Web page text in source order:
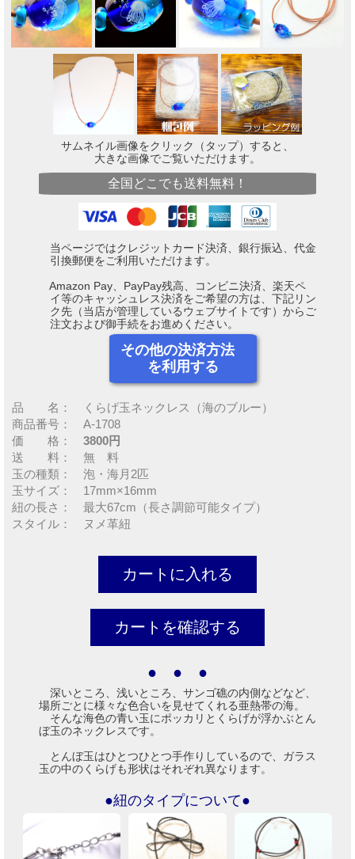
サムネイル画像をクリック（タップ）すると、
大きな画像でご覧いただけます。
全国どこでも送料無料！
当ページではクレジットカード決済、銀行振込、代金
引換郵便をご利用いただけます。
Amazon Pay、PayPay残高、コンビニ決済、楽天ペ
イ等のキャッシュレス決済をご希望の方は、下記リン
ク先（当店が管理しているウェブサイトです）からご
注文および御手続をお進めください。
その他の決済方法
を利用する
品 名： くらげ玉ネックレス（海のブルー）
商品番号： A-1708
価 格： 3800円
送 料： 無 料
玉の種類： 泡・海月2匹
玉サイズ： 17mm×16mm
紐の長さ： 最大67cm（長さ調節可能タイプ）
スタイル： ヌメ革紐
● ● ●
深いところ、浅いところ、サンゴ礁の内側などなど、
場所ごとに様々な色合いを見せてくれる亜熱帯の海。
そんな海色の青い玉にポッカリとくらげが浮かぶとん
ぼ玉のネックレスです。
とんぼ玉はひとつひとつ手作りしているので、ガラス
玉の中のくらげも形状はそれぞれ異なります。
●紐のタイプについて●